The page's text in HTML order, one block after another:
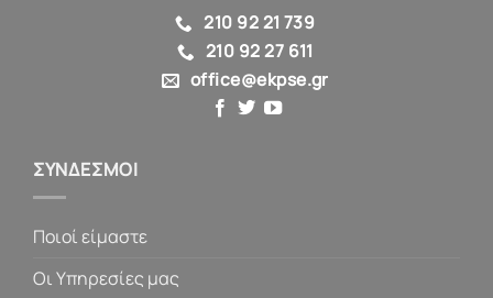
210 92 21 739
210 92 27 611
office@ekpse.gr
ΣΥΝΔΕΣΜΟΙ
Ποιοί είμαστε
Οι Υπηρεσίες μας